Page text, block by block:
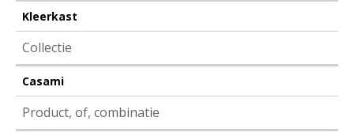
Kleerkast
Collectie
Casami
Product, of, combinatie